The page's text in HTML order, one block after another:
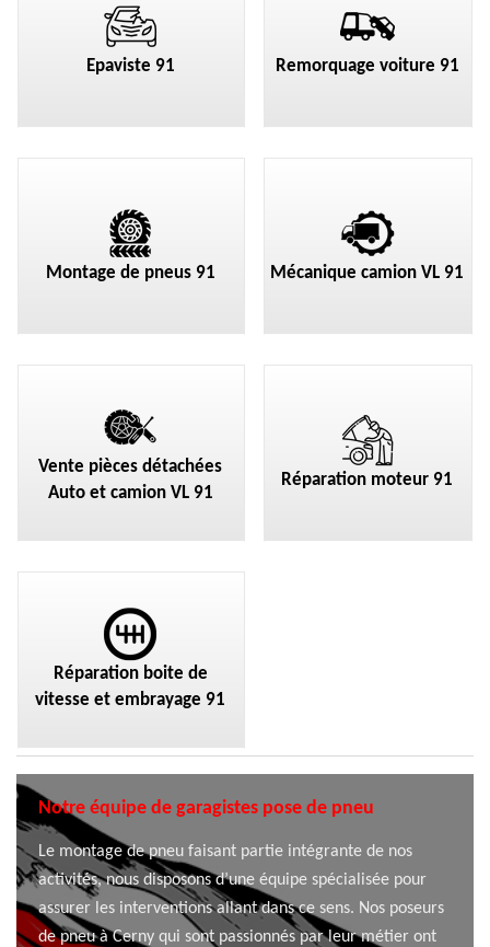
Epaviste 91 Remorquage voiture 91
Montage de pneus 91 Mécanique camion VL 91
Vente pièces détachées
Auto et camion VL 91
Réparation moteur 91
Réparation boite de
vitesse et embrayage 91
Notre équipe de garagistes pose de pneu
Le montage de pneu faisant partie intégrante de nos
activités, nous disposons d’une équipe spécialisée pour
assurer les interventions allant dans ce sens. Nos poseurs
de pneu à Cerny qui sont passionnés par leur métier ont